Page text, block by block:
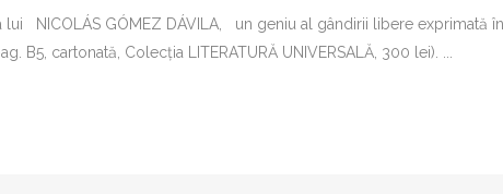
ROMANUL ROMÂNESC AL
SECOLULUI XXI
lui NICOLÁS GÓMEZ DÁVILA, un geniu al gândirii libere exprimată
cartonată, Colecția LITERATURĂ UNIVERSALĂ, 300 lei). ...